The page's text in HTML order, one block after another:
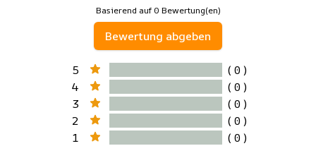
Basierend auf 0 Bewertung(en)
Bewertung abgeben
5
( 0 )
4
( 0 )
3
( 0 )
2
( 0 )
1
( 0 )